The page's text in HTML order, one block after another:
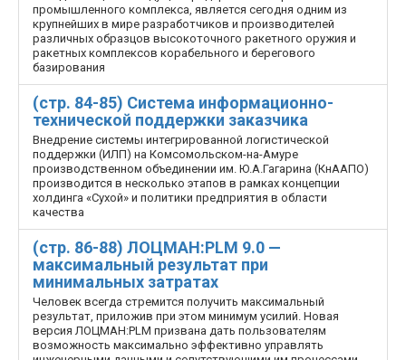
промышленного комплекса, является сегодня одним из
крупнейших в мире разработчиков и производителей
различных образцов высокоточного ракетного оружия и
ракетных комплексов корабельного и берегового
базирования
(стр. 84-85) Система информационно-
технической поддержки заказчика
Внедрение системы интегрированной логистической
поддержки (ИЛП) на Комсомольском-на-Амуре
производственном объединении им. Ю.А.Гагарина (КнААПО)
производится в несколько этапов в рамках концепции
холдинга «Сухой» и политики предприятия в области
качества
(стр. 86-88) ЛОЦМАН:PLM 9.0 —
максимальный результат при
минимальных затратах
Человек всегда стремится получить максимальный
результат, приложив при этом минимум усилий. Новая
версия ЛОЦМАН:PLM призвана дать пользователям
возможность максимально эффективно управлять